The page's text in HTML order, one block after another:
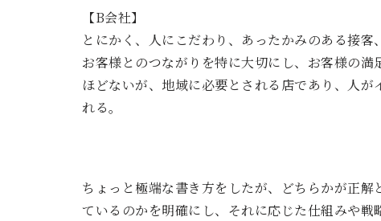
【B会社】
とにかく、人にこだわり、あったかみのある接客
お客様とのつながりを特に大切にし、お客様の
ほどないが、地域に必要とされる店であり、人
れる。
ちょっと極端な書き方をしたが、どちらかが正
ているのかを明確にし、それに応じた仕組みや戦